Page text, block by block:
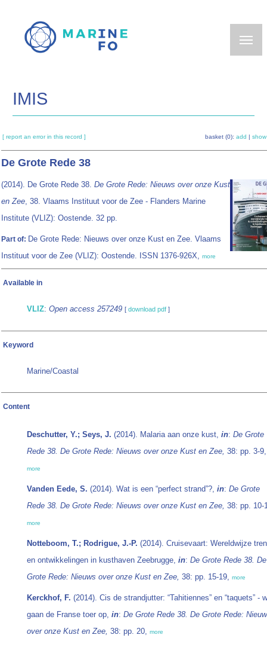
main
IMIS
[ report an error in this record ] basket (0): add show
De Grote Rede 38
(2014). De Grote Rede 38. De Grote Rede: Nieuws over onze Kust
en Zee, 38. Vlaams Instituut voor de Zee - Flanders Marine
Institute (VLIZ): Oostende. 32 pp.
Part of: De Grote Rede: Nieuws over onze Kust en Zee. Vlaams
Instituut voor de Zee (VLIZ): Oostende. ISSN 1376-926X, more
Available in
VLIZ: Open access 257249 [ download pdf ]
Keyword
Marine/Coastal
Content
Deschutter, Y.; Seys, J. (2014). Malaria aan onze kust, in: De Grote
Rede 38. De Grote Rede: Nieuws over onze Kust en Zee, 38: pp. 3-9,
more
Vanden Eede, S. (2014). Wat is een “perfect strand”?, in: De Grote
Rede 38. De Grote Rede: Nieuws over onze Kust en Zee, 38: pp. 10-
more
Notteboom, T.; Rodrigue, J.-P. (2014). Cruisevaart: Wereldwijze
en ontwikkelingen in kusthaven Zeebrugge, in: De Grote Rede 38. De
Grote Rede: Nieuws over onze Kust en Zee, 38: pp. 15-19, more
Kerckhof, F. (2014). Cis de strandjutter: “Tahitiennes” en “taquets” -
gaan de Franse toer op, in: De Grote Rede 38. De Grote Rede:
over onze Kust en Zee, 38: pp. 20, more